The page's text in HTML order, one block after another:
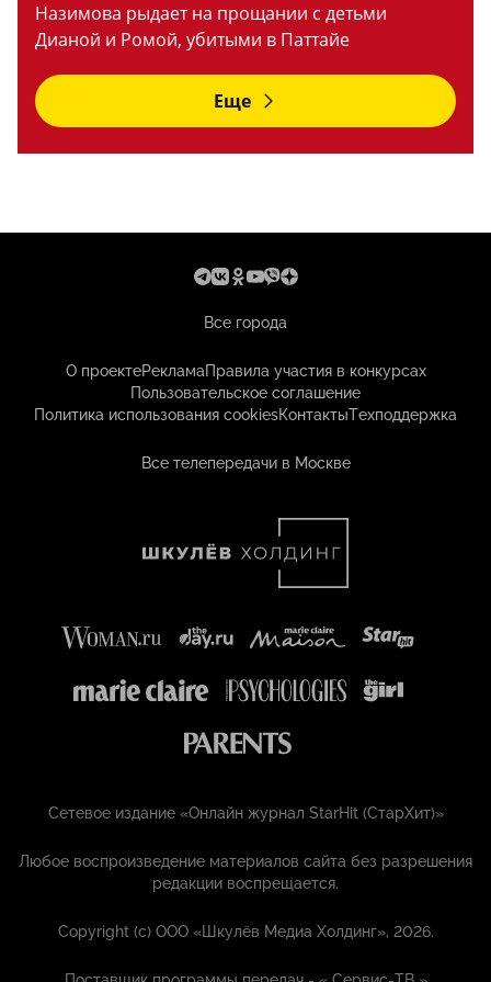
Назимова рыдает на прощании с детьми
Дианой и Ромой, убитыми в Паттайе
Еще
Все города
О проектеРекламаПравила участия в конкурсах
Пользовательское соглашение
Политика использования cookiesКонтактыТехподдержка
Все телепередачи в Москве
Сетевое издание «Онлайн журнал StarHit (СтарХит)»
Любое воспроизведение материалов сайта без разрешения
редакции воспрещается.
Copyright (с) ООО «Шкулёв Медиа Холдинг», 2026.